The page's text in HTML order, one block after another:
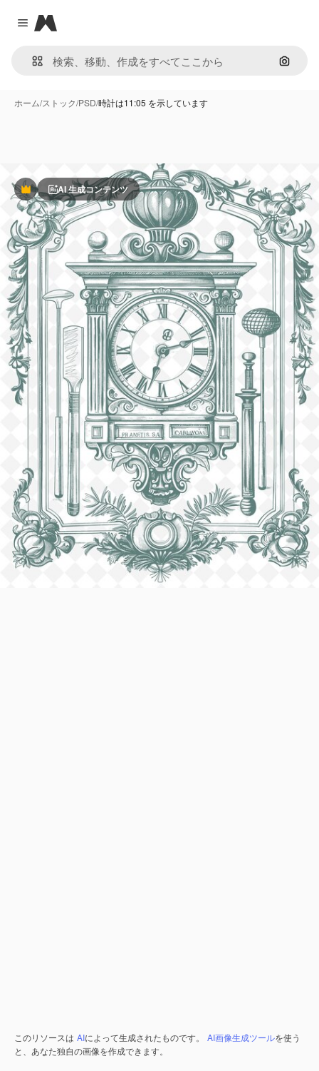
Close menu
Magnific
画像で
ホーム/ストック/PSD/時計は11:05 を示しています
PremiumAI 生成コンテンツ
このリソースは AIによって生成されたものです。 AI画像生成ツールを使う
と、あなた独自の画像を作成できます。